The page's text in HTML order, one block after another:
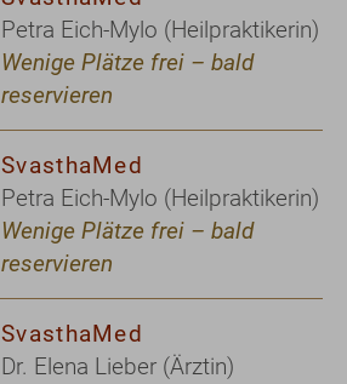
Petra Eich-Mylo (Heilpraktikerin)
Wenige Plätze frei – bald
reservieren
SvasthaMed
Petra Eich-Mylo (Heilpraktikerin)
Wenige Plätze frei – bald
reservieren
SvasthaMed
Dr. Elena Lieber (Ärztin)